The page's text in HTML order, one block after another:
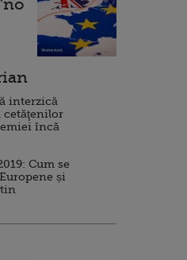
interzică
cetăţenilor
încă
Cum se
și